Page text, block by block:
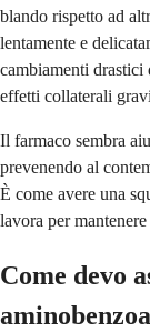
blando rispetto ad
lentamente e
cambiamenti
effetti collaterali
Il farmaco sembra
prevenendo al
È come avere una
lavora per
Come devo